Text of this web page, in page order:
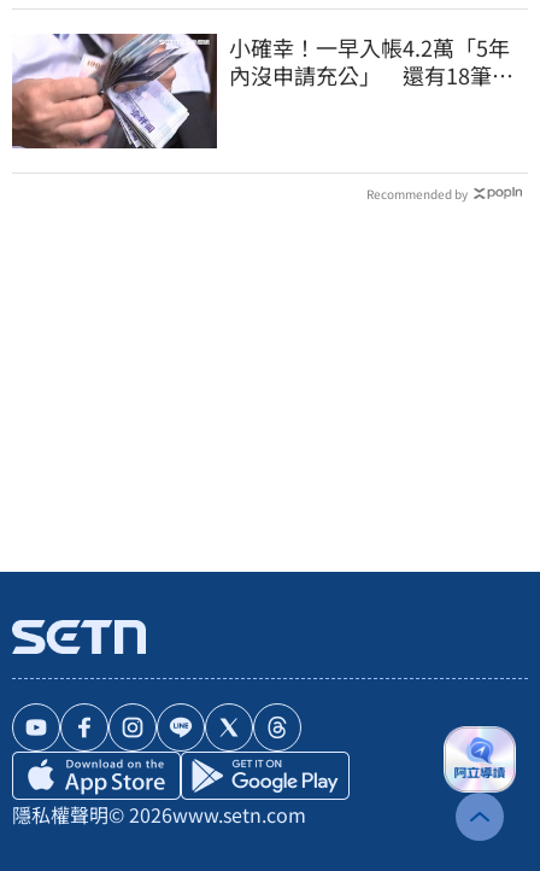
小確幸！一早入帳4.2萬「5年
內沒申請充公」 還有18筆錢
Recommended by
隱私權聲明© 2026www.setn.com